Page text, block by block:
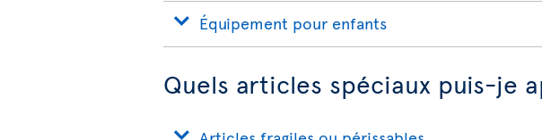
Équipement pour enfants
Quels articles spéciaux puis-je